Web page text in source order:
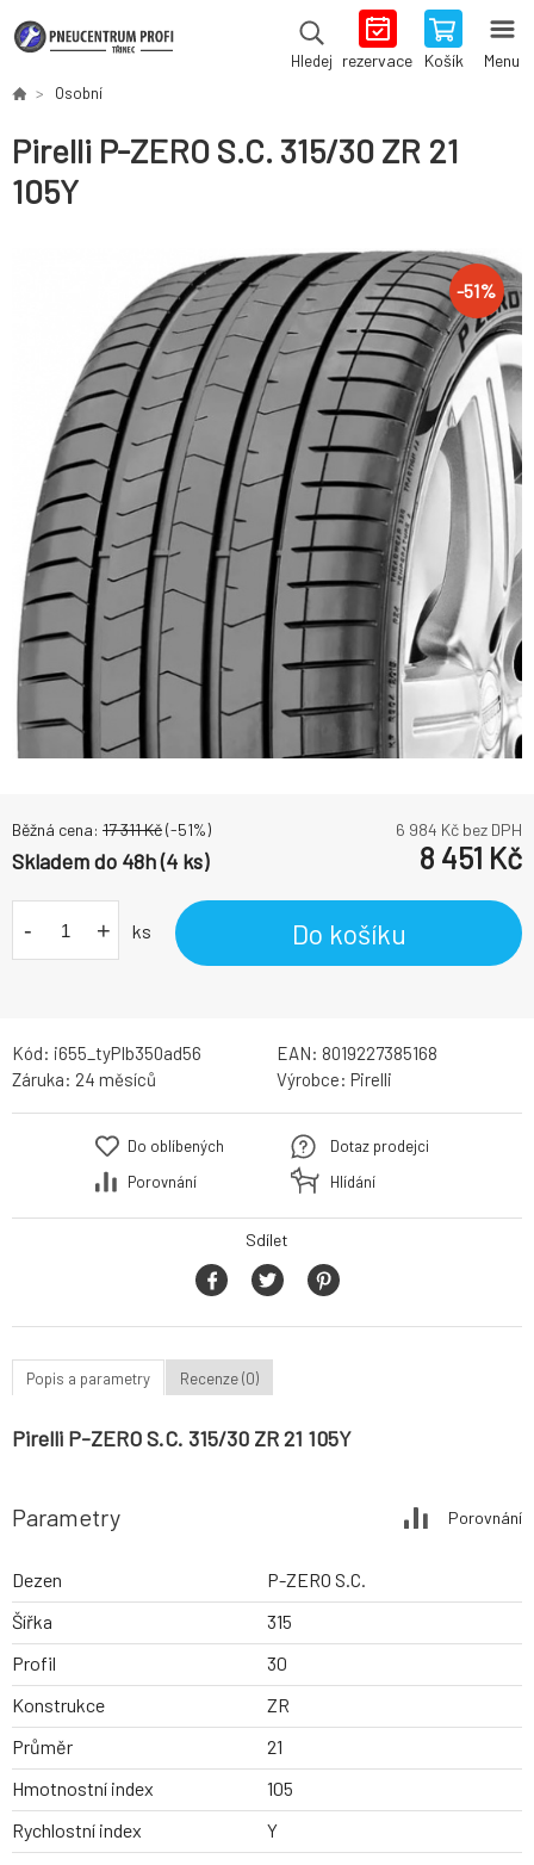
Hledej rezervace Košík Menu
Osobní
Pirelli P-ZERO S.C. 315/30 ZR 21
105Y
-51%
Běžná cena: 17 311Kč(-51%) 6 984 Kč bez DPH
Skladem do 48h (4 ks) 8 451 Kč
- + ks Do košíku
Kód: i655_tyPIb350ad56 EAN: 8019227385168
Záruka: 24 měsíců Výrobce: Pirelli
Do oblíbených
Porovnání
Dotaz prodejci
Hlídání
Sdílet
Popis a parametry Recenze (0)
Pirelli P-ZERO S.C. 315/30 ZR 21 105Y
Parametry Porovnání
Dezen
P-ZERO S.C.
Šířka
315
Profil
30
Konstrukce
ZR
Průměr
21
Hmotnostní index
105
Rychlostní index
Y